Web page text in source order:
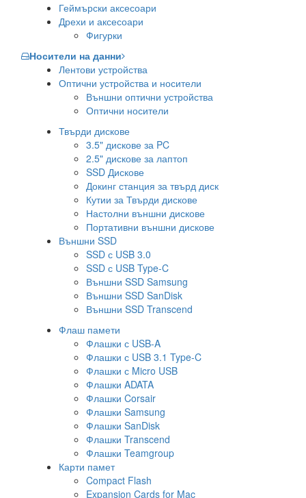
Геймърски аксесоари
Дрехи и аксесоари
Фигурки
Носители на данни
Лентови устройства
Оптични устройства и носители
Външни оптични устройства
Оптични носители
Твърди дискове
3.5" дискове за PC
2.5" дискове за лаптоп
SSD Дискове
Докинг станция за твърд диск
Кутии за Твърди дискове
Настолни външни дискове
Портативни външни дискове
Външни SSD
SSD с USB 3.0
SSD с USB Type-C
Външни SSD Samsung
Външни SSD SanDisk
Външни SSD Transcend
Флаш памети
Флашки с USB-A
Флашки с USB 3.1 Type-C
Флашки с Micro USB
Флашки ADATA
Флашки Corsair
Флашки Samsung
Флашки SanDisk
Флашки Transcend
Флашки Teamgroup
Карти памет
Compact Flash
Expansion Cards for Mac